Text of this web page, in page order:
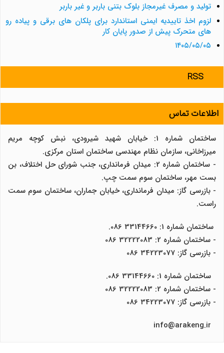
تولید و مصرف غیرمجاز بلوک بتنی باربر و غیر باربر
لزوم اخذ تاییدیه ایمنی استاندارد برای پلکان های برقی و پیاده رو
های متحرک پیش از صدور پایان کار
۱۴۰۵/۰۵/۰۵
RSS
اطلاعات تماس
ساختمان شماره 1: خیابان شهید شیرودی، نبش کوچه مریم
میرزاخانی، سازمان نظام مهندسی ساختمان استان مرکزی.
- ساختمان شماره 2: میدان فرمانداری، جنب شورای حل اختلاف، بن
بست مهر، ساختمان سوم سمت چپ.
- بازرسی گاز: میدان فرمانداری، خیابان جماران، ساختمان سوم سمت
راست.
ساختمان شماره 1: 33144660 086.
- ساختمان شماره 2: 32222083 086
- بازرسی گاز: 34223077 086
ساختمان شماره 1: 33144660 086.
- ساختمان شماره 2: 32222083 086
- بازرسی گاز: 34223077 086